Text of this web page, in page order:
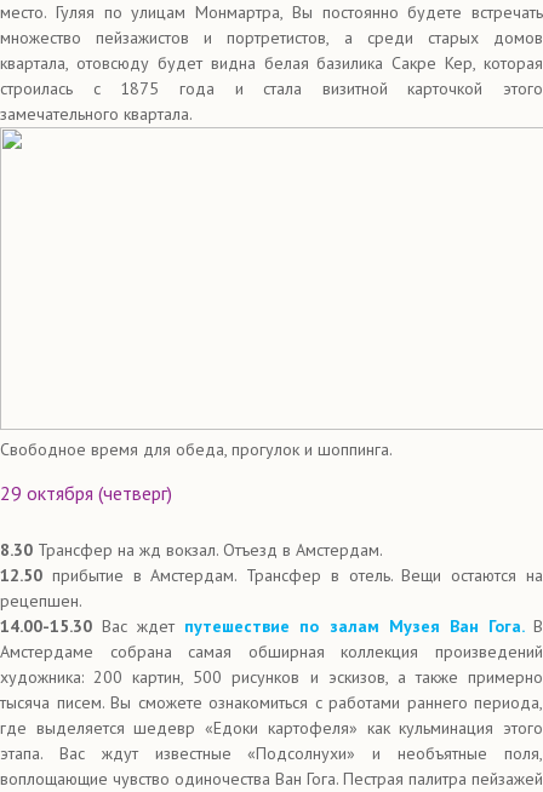
место. Гуляя по улицам Монмартра, Вы постоянно будете встречать
множество пейзажистов и портретистов, а среди старых домов
квартала, отовсюду будет видна белая базилика Сакре Кер, которая
строилась с 1875 года и стала визитной карточкой этого
замечательного квартала.
Cвободное время для обеда, прогулок и шоппинга.
29 октября (четверг)
8.30 Трансфер на жд вокзал. Отъезд в Амстердам.
12.50 прибытие в Амстердам. Трансфер в отель. Вещи остаются на
рецепшен.
14.00-15.30 Вас ждет путешествие по залам Музея Ван Гога.В
Амстердаме собрана самая обширная коллекция произведений
художника: 200 картин, 500 рисунков и эскизов, а также примерно
тысяча писем. Вы сможете ознакомиться с работами раннего периода,
где выделяется шедевр «Едоки картофеля» как кульминация этого
этапа. Вас ждут известные «Подсолнухи» и необъятные поля,
воплощающие чувство одиночества Ван Гога. Пестрая палитра пейзажей